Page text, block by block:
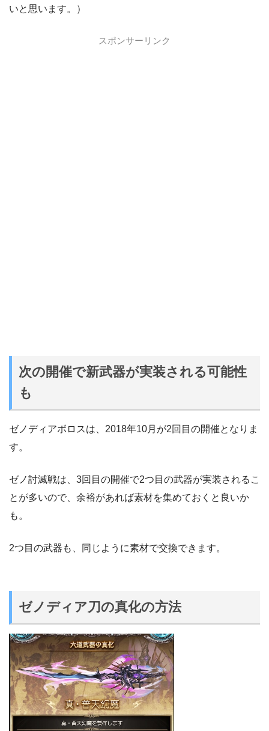
いと思います。）
スポンサーリンク
次の開催で新武器が実装される可能性
も
ゼノディアボロスは、2018年10月が2回目の開催となりま
す。
ゼノ討滅戦は、3回目の開催で2つ目の武器が実装されるこ
とが多いので、余裕があれば素材を集めておくと良いか
も。
2つ目の武器も、同じように素材で交換できます。
ゼノディア刀の真化の方法